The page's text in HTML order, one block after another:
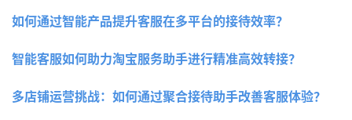
如何通过智能产品提升客服在多平台的接待效率？
智能客服如何助力淘宝服务助手进行精准高效转接？
多店铺运营挑战：如何通过聚合接待助手改善客服体验？